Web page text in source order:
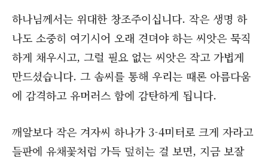
하나님께서는 위대한 창조주이십니다. 작은 생명 하
나도 소중히 여기시어 오래 견뎌야 하는 씨앗은 묵직
하게 채우시고, 그럴 필요 없는 씨앗은 작고 가볍게
만드셨습니다. 그 솜씨를 통해 우리는 때론 아름다움
에 감격하고 유머러스 함에 감탄하게 됩니다.
깨알보다 작은 겨자씨 하나가 3-4미터로 크게 자라고
들판에 유채꽃처럼 가득 덮히는 걸 보면, 지금 보잘